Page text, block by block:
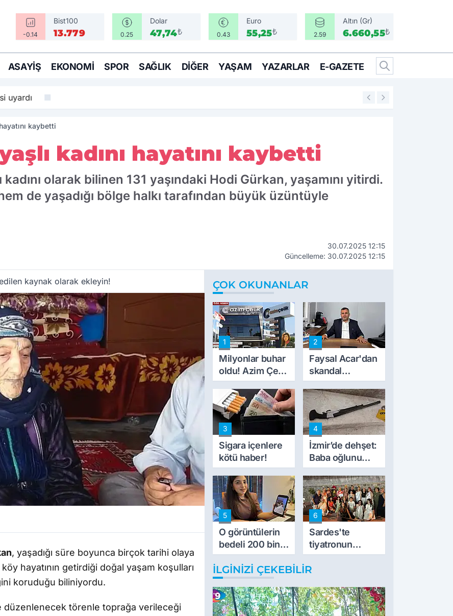
-0.14
Bist100
13.779 0.25
Dolar
47,74₺ 0.43
Euro
55,25₺ 2.59
Altın (Gr)
6.660,55₺
ASAYIŞ EKONOMI SPOR SAĞLIK DIĞER YAŞAM YAZARLAR E-GAZETE
uyardı 17:17 Türkiye, Suudi
kaybetti
kadını hayatını kaybetti
olarak bilinen 131 yaşındaki Hodi Gürkan, yaşamını yitirdi.
de yaşadığı bölge halkı tarafından büyük üzüntüyle
30.07.2025 12:15
Güncelleme: 30.07.2025 12:15
kaynak olarak ekleyin!
, yaşadığı süre boyunca birçok tarihi olaya
hayatının getirdiği doğal yaşam koşulları
koruduğu biliniyordu.
düzenlenecek törenle toprağa verileceği
ÇOK OKUNANLAR
1
Milyonlar buhar
oldu! Azim Çelik
inşaat mağduru
ilk kez konuştu
2
Faysal Acar'dan
skandal
açıklamalar:
'Haluk Levent
peynircilerimizi
de kıskaca aldı,
müdahale ettik'
3
Sigara içenlere
kötü haber!
4
İzmir’de dehşet:
Baba oğlunu
vurdu
5
O görüntülerin
bedeli 200 bin
TL
6
Sardes'te
tiyatronun
imece ruhu
binlerce yıllık
İLGINIZI ÇEKEBILIR